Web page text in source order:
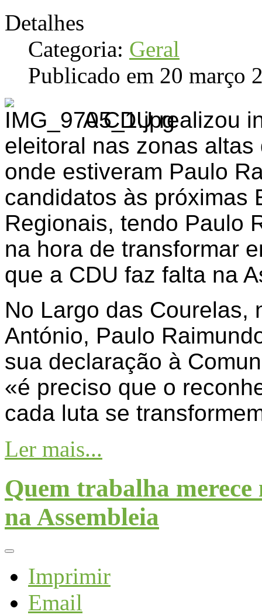
Detalhes
Categoria: Geral
Publicado em 20 março
A CDU realizou
eleitoral nas zonas
onde estiveram Paulo
candidatos às próximas
Regionais, tendo Paulo
na hora de transformar
que a CDU faz falta na
No Largo das Courelas,
António, Paulo
sua declaração à
«é preciso que o
cada luta se
Ler mais...
Quem trabalha merece
na Assembleia
Imprimir
Email